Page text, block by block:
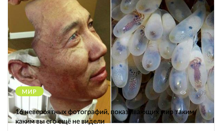
МИР 12309
16 невероятных фотографий, показывающих мир таким,
каким вы его ещё не видели